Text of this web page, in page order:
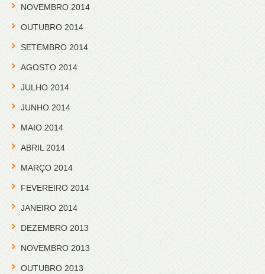
NOVEMBRO 2014
OUTUBRO 2014
SETEMBRO 2014
AGOSTO 2014
JULHO 2014
JUNHO 2014
MAIO 2014
ABRIL 2014
MARÇO 2014
FEVEREIRO 2014
JANEIRO 2014
DEZEMBRO 2013
NOVEMBRO 2013
OUTUBRO 2013